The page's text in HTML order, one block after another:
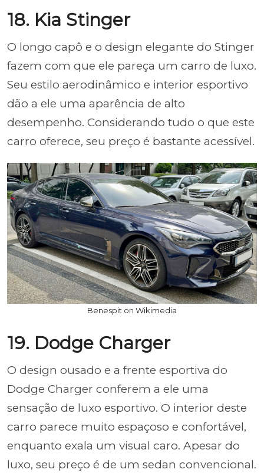
18. Kia Stinger
O longo capô e o design elegante do Stinger
fazem com que ele pareça um carro de luxo.
Seu estilo aerodinâmico e interior esportivo
dão a ele uma aparência de alto
desempenho. Considerando tudo o que este
carro oferece, seu preço é bastante acessível.
Benespit on Wikimedia
19. Dodge Charger
O design ousado e a frente esportiva do
Dodge Charger conferem a ele uma
sensação de luxo esportivo. O interior deste
carro parece muito espaçoso e confortável,
enquanto exala um visual caro. Apesar do
luxo, seu preço é de um sedan convencional.